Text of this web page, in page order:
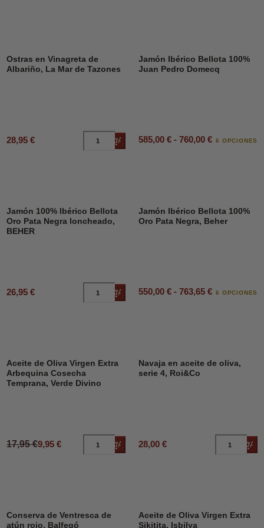
Ostras en Vinagreta de
Albariño, La Mar de Tazones
28,95 € Añadir al carrito
Jamón Ibérico Bellota 100%
Juan Pedro Domecq
585,00 € - 760,00 € 6 OPCIONES
Jamón 100% Ibérico Bellota
Oro Pata Negra loncheado,
BEHER
26,95 € Añadir al carrito
Jamón Ibérico Bellota 100%
Oro Pata Negra, Beher
550,00 € - 763,65 € 6 OPCIONES
DESCUENTO45%
Aceite de Oliva Virgen Extra
Arbequina Cosecha
Temprana, Verde Divino
17,95 €9,95 € Añadir al carrito
Navaja en aceite de oliva,
serie 4, Roi&Co
28,00 €
Conserva de Ventresca de
atún rojo, Balfegó
Aceite de Oliva Virgen Extra
Sikitita, Isbilya